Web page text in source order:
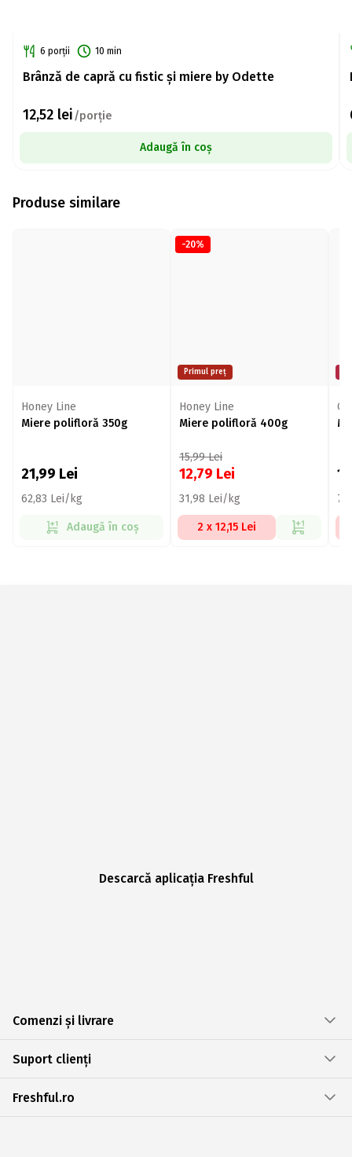
6 porții 10 min
Brânză de capră cu fistic și miere by Odette
12,52 lei/porție
Adaugă în coș
Produse similare
Honey Line
Miere polifloră 350g
21,99 Lei
62,83 Lei/kg
Adaugă în coș
-20%
Primul preț
Honey Line
Miere polifloră 400g
15,99Lei
12,79 Lei
31,98 Lei/kg
2 x 12,15 Lei
Descarcă aplicația Freshful
Comenzi și livrare
Suport clienți
Freshful.ro